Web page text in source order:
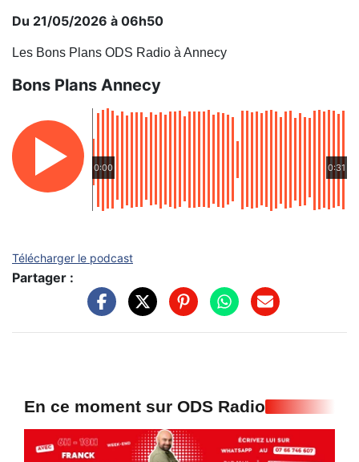
Du 21/05/2026 à 06h50
Les Bons Plans ODS Radio à Annecy
Bons Plans Annecy
0:00 0:31
Télécharger le podcast
Partager :
En ce moment sur ODS Radio